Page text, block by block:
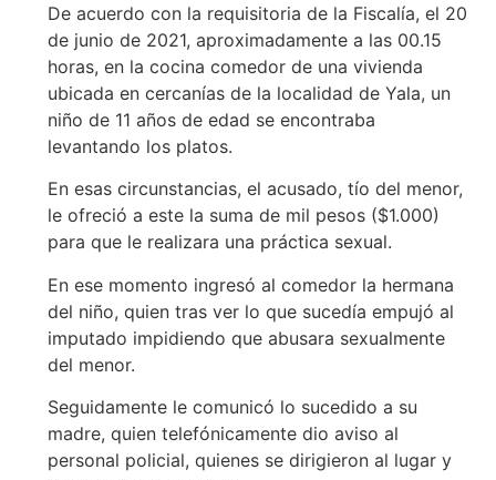
De acuerdo con la requisitoria de la Fiscalía, el 20
de junio de 2021, aproximadamente a las 00.15
horas, en la cocina comedor de una vivienda
ubicada en cercanías de la localidad de Yala, un
niño de 11 años de edad se encontraba
levantando los platos.
En esas circunstancias, el acusado, tío del menor,
le ofreció a este la suma de mil pesos ($1.000)
para que le realizara una práctica sexual.
En ese momento ingresó al comedor la hermana
del niño, quien tras ver lo que sucedía empujó al
imputado impidiendo que abusara sexualmente
del menor.
Seguidamente le comunicó lo sucedido a su
madre, quien telefónicamente dio aviso al
personal policial, quienes se dirigieron al lugar y